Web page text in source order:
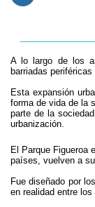
A lo largo de los
barriadas
Esta expansión
forma de vida de la
parte de la
urbanización.
El Parque Figueroa
países, vuelven a
Fue diseñado por
en realidad entre